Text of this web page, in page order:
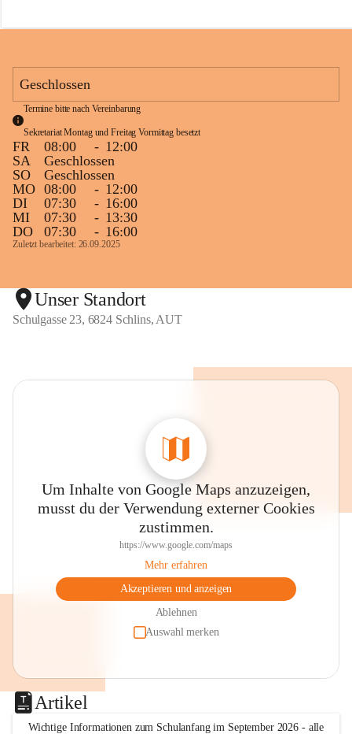
n
Geschlossen
Termine bitte nach Vereinbarung
Sekretariat Montag und Freitag Vormittag besetzt
FR 08:00 - 12:00
SA
Geschlossen
SO
Geschlossen
MO 08:00 - 12:00
DI
07:30 - 16:00
MI
07:30 - 13:30
DO
07:30 - 16:00
Zuletzt bearbeitet: 26.09.2025
Unser Standort
Schulgasse 23, 6824 Schlins, AUT
Um Inhalte von Google Maps anzuzeigen,
musst du der Verwendung externer Cookies
zustimmen.
https://www.google.com/maps
Mehr erfahren
Akzeptieren und anzeigen
Ablehnen
Auswahl merken
Artikel
Wichtige Informationen zum Schulanfang im September 2026 - alle